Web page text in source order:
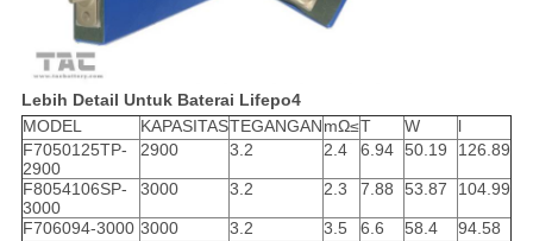
Lebih Detail Untuk Baterai Lifepo4
MODEL
KAPASITASTEGANGANmΩ≤T W
l
F7050125TP-
2900
2900 3.2 2.4 6.94 50.19 126.89
F8054106SP-
3000
3000 3.2 2.3 7.88 53.87 104.99
F706094-3000 3000 3.2 3.5 6.6 58.4
94.58